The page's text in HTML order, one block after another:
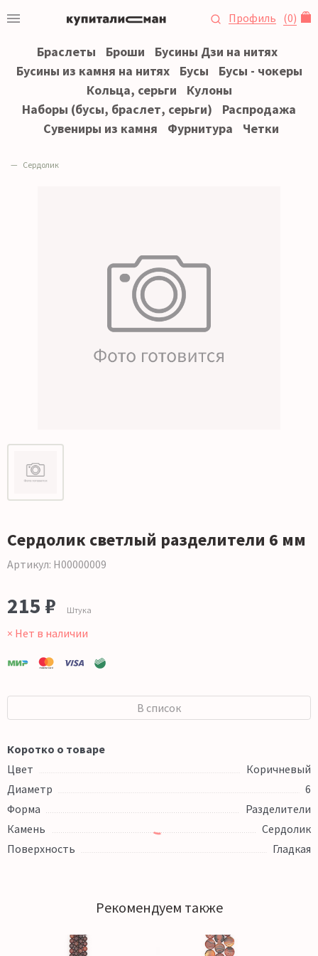
Профиль (0)
Браслеты Броши
Бусины Дзи на нитях
Бусины из камня на нитях
Бусы
Бусы - чокеры
Кольца, серьги
Кулоны
Наборы (бусы, браслет, серьги)
Распродажа
Сувениры из камня
Фурнитура Четки
Сердолик
Сердолик светлый разделители 6 мм
Артикул: Н00000009
215 ₽ Штука
× Нет в наличии
В список
Коротко о товаре
Цвет
Коричневый
Диаметр
6
Форма
Разделители
Камень
Сердолик
Поверхность
Гладкая
Рекомендуем также